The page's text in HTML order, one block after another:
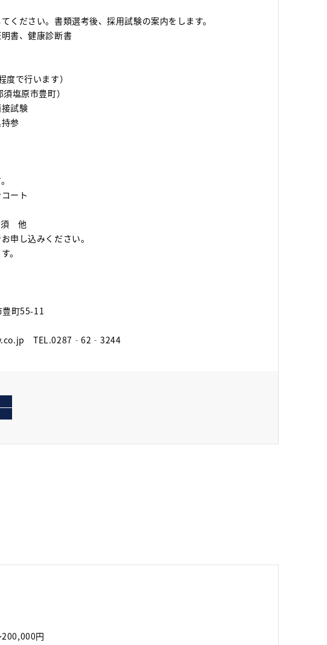
ください。書類選考後、採用試験の案内をします。
書、健康診断書
度で行います）
塩原市豊町）
試験
参
ート
他
し込みください。
。
豊町55-11
TEL.0287‐62‐3244
円